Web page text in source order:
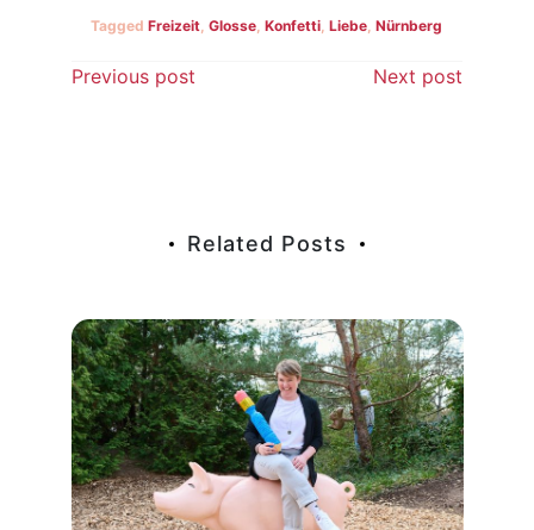
TaggedFreizeit,Glosse,Konfetti,Liebe,Nürnberg
Beitragsnavigation
Previous post Next post
Related Posts